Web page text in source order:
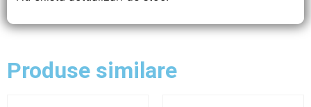
Produse similare